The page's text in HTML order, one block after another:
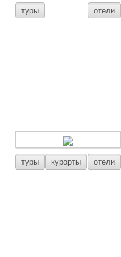
туры отели
туры курорты отели